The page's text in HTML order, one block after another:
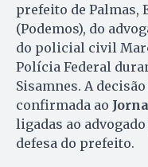
prefeito de Palmas,
(Podemos), do
do policial civil
Polícia Federal
Sisamnes. A
confirmada ao
ligadas ao
defesa do prefeito.